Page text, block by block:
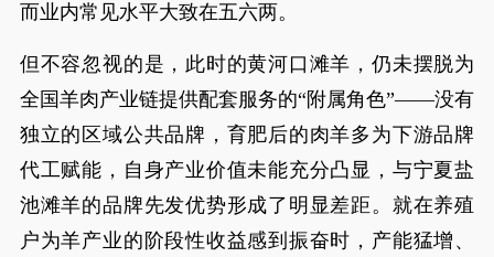
而业内常见水平大致在五六两。
但不容忽视的是，此时的黄河口滩羊，仍未摆脱为
全国羊肉产业链提供配套服务的“附属角色”——没有
独立的区域公共品牌，育肥后的肉羊多为下游品牌
代工赋能，自身产业价值未能充分凸显，与宁夏盐
池滩羊的品牌先发优势形成了明显差距。就在养殖
户为羊产业的阶段性收益感到振奋时，产能猛增、